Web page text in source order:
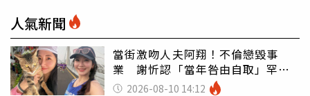
人氣新聞
當街激吻人夫阿翔！不倫戀毀事
業 謝忻認「當年咎由自取」罕吐
心聲2026-08-10 14:12